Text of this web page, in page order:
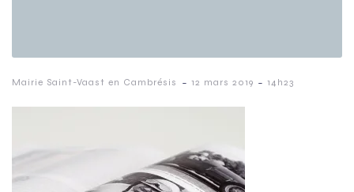
Mairie Saint-Vaast en Cambrésis - 12 mars 2019 - 14h23